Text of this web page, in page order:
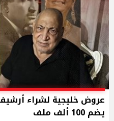
عروض خليجية لشراء
يضم 100 ألف ملف